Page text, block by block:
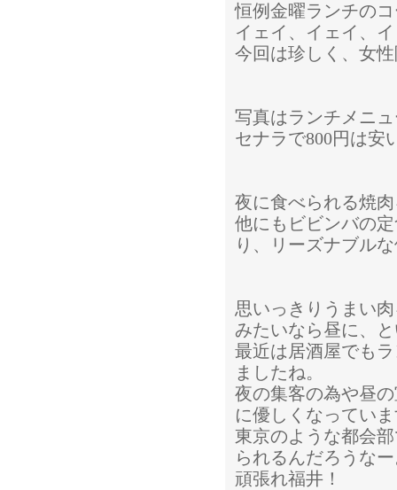
恒例金曜ランチの
イェイ、イェイ、
今回は珍しく、女
写真はランチメニ
セナラで800円は安
夜に食べられる焼
他にもビビンバの
り、リーズナブル
思いっきりうまい
みたいなら昼に、
最近は居酒屋でも
ましたね。
夜の集客の為や昼
に優しくなってい
東京のような都会
られるんだろうな
頑張れ福井！